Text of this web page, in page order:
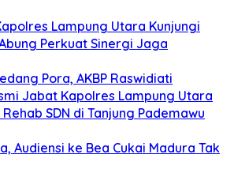
Lampung Utara Kunjungi
Perkuat Sinergi Jaga
Pora, AKBP Raswidiati
Jabat Kapolres Lampung Utara
SDN di Tanjung Pademawu
Audiensi ke Bea Cukai Madura Tak